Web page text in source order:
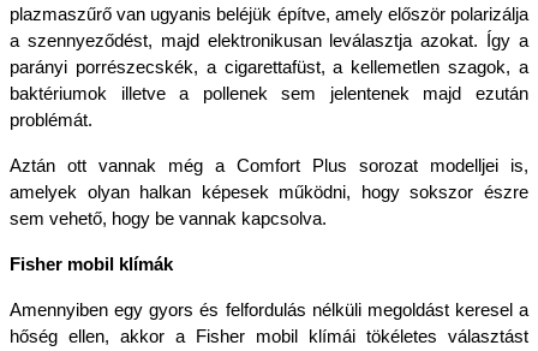
plazmaszűrő van ugyanis beléjük építve, amely először polarizálja
a szennyeződést, majd elektronikusan leválasztja azokat. Így a
parányi porrészecskék, a cigarettafüst, a kellemetlen szagok, a
baktériumok illetve a pollenek sem jelentenek majd ezután
problémát.
Aztán ott vannak még a Comfort Plus sorozat modelljei is,
amelyek olyan halkan képesek működni, hogy sokszor észre
sem vehető, hogy be vannak kapcsolva.
Fisher mobil klímák
Amennyiben egy gyors és felfordulás nélküli megoldást keresel a
hőség ellen, akkor a Fisher mobil klímái tökéletes választást